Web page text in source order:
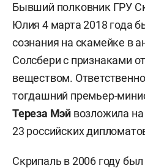
Бывший полковник ГРУ
Юлия 4 марта 2018 года
сознания на скамейке в
Солсбери с признаками
веществом.
тогдашний премьер-
Тереза Мэй возложила
23 российских
Скрипаль в 2006 году